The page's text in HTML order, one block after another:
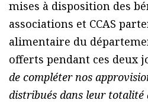
mises à disposition des
associations et CCAS
alimentaire du
offerts pendant ces deux
de compléter nos
distribués dans leur totalité